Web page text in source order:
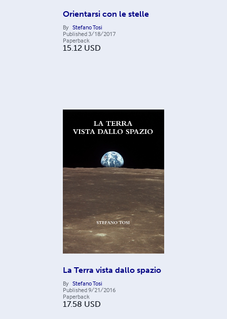
Orientarsi con le stelle
By Stefano Tosi
Published3/18/2017
Paperback
15.12 USD
La Terra vista dallo spazio
By Stefano Tosi
Published9/21/2016
Paperback
17.58 USD